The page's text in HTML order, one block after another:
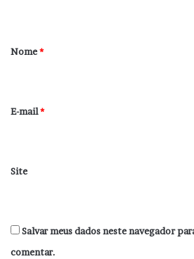
r
*
Nome*
E-mail*
Site
Salvar meus dados neste navegador
comentar.